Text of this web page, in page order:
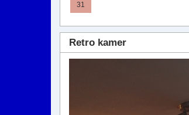
31
Retro kamer